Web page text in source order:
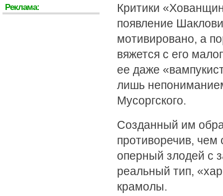
Критики
появление
мотивировано, а
вяжется с его
ее даже
лишь
Мусоргского.
Созданный им
противоречив, чем
оперный злодей с
реальный тип,
крамолы.
Реклама: